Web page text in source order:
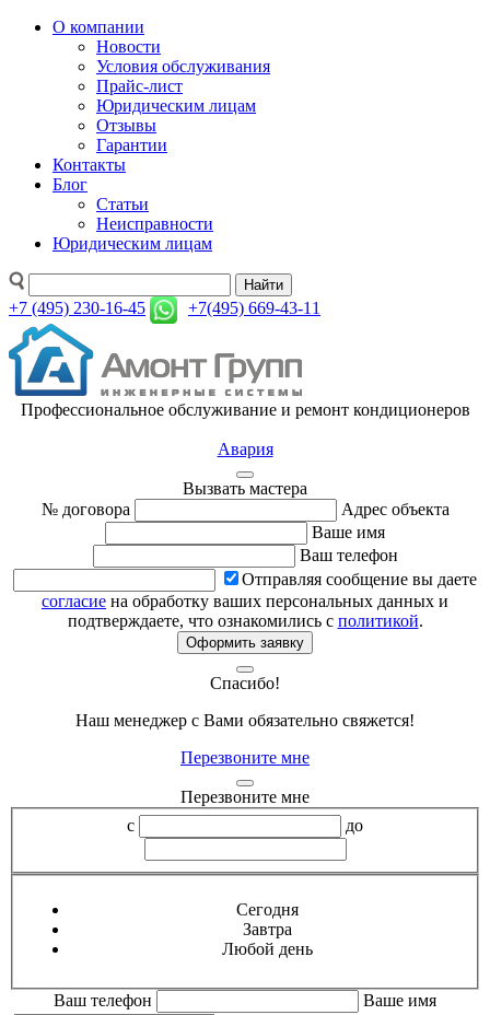
О компании
Новости
Условия обслуживания
Прайс-лист
Юридическим лицам
Отзывы
Гарантии
Контакты
Блог
Статьи
Неисправности
Юридическим лицам
Найти
+7 (495) 230-16-45 +7(495) 669-43-11
Профессиональное обслуживание и ремонт кондиционеров
Авария
Вызвать мастера
№ договора
Адрес объекта
Ваше имя
Ваш телефон
Отправляя сообщение вы даете
согласие на обработку ваших персональных данных и
подтверждаете, что ознакомились с политикой.
Оформить заявку
Спасибо!
Наш менеджер с Вами обязательно свяжется!
Перезвоните мне
Перезвоните мне
с
до
Сегодня
Завтра
Любой день
Ваш телефон
Ваше имя